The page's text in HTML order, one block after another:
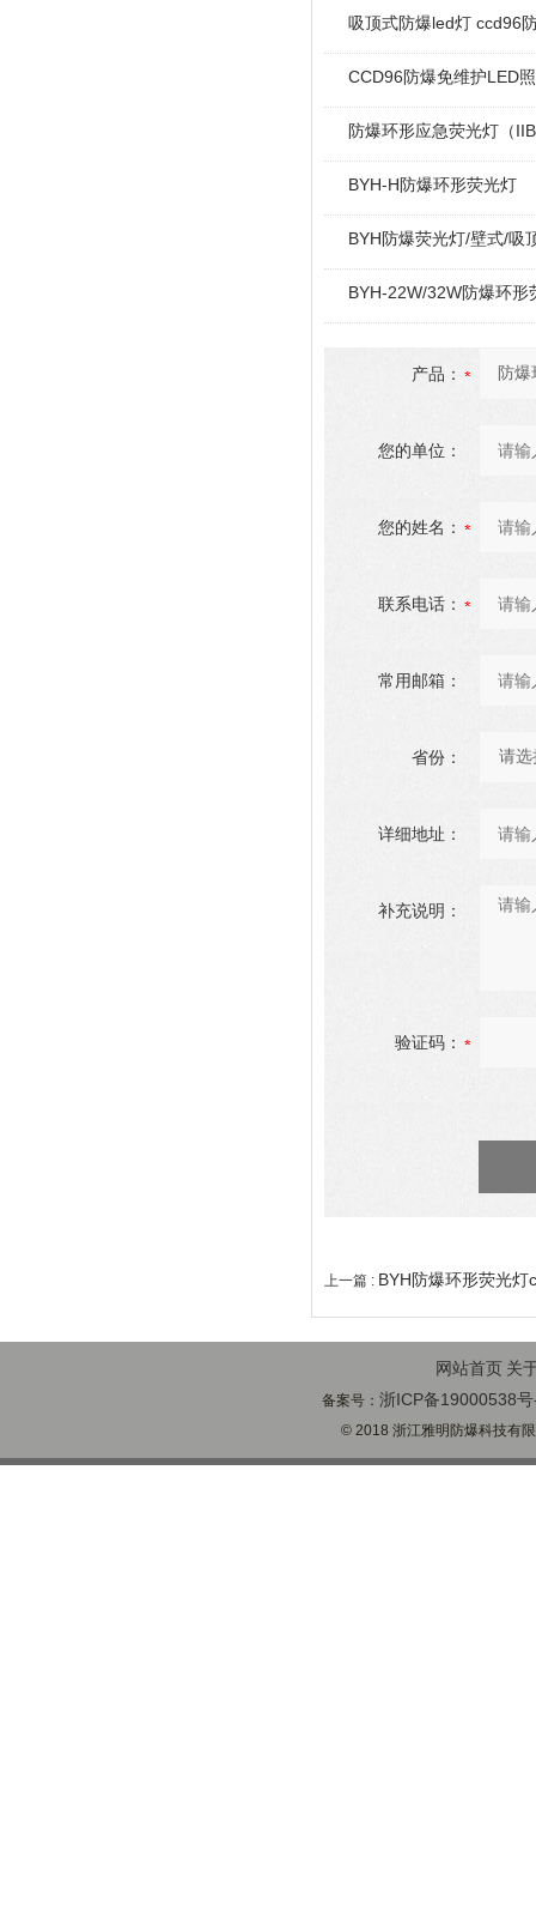
吸顶式防爆led灯 ccd96
CCD96防爆免维护LED
防爆环形应急荧光灯（
BYH-H防爆环形荧光灯
BYH防爆荧光灯/壁式/吸
BYH-22W/32W防爆环
产品：
您的单位：
您的姓名：
联系电话：
常用邮箱：
省份：
详细地址：
补充说明：
验证码：
上一篇 : BYH防爆环形荧光
网站首页 关
备案号：浙ICP备19000538
© 2018 浙江雅明防爆科技有